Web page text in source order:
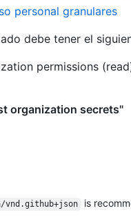
personal granulares
debe tener el
permissions
organization secrets"
is